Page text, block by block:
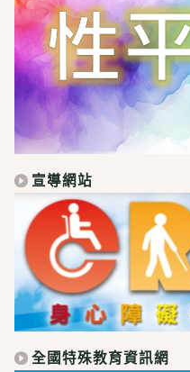
宣導網站
全國特殊教育資訊網